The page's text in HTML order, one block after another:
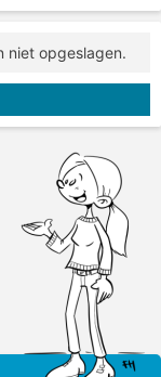
niet opgeslagen.